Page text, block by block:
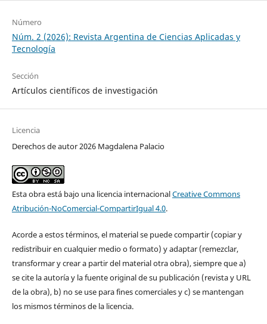
Número
Núm. 2 (2026): Revista Argentina de Ciencias Aplicadas y
Tecnología
Sección
Artículos científicos de investigación
Licencia
Derechos de autor 2026 Magdalena Palacio
Esta obra está bajo una licencia internacionalCreative Commons
Atribución-NoComercial-CompartirIgual 4.0.
Acorde a estos términos, el material se puede compartir (copiar y
redistribuir en cualquier medio o formato) y adaptar (remezclar,
transformar y crear a partir del material otra obra), siempre que a)
se cite la autoría y la fuente original de su publicación (revista y URL
de la obra), b) no se use para fines comerciales y c) se mantengan
los mismos términos de la licencia.